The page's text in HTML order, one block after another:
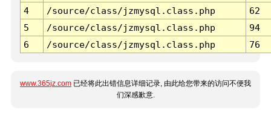
4
/source/class/jzmysql.class.php
62
5
/source/class/jzmysql.class.php
94
6
/source/class/jzmysql.class.php 76
www.365jz.com 已经将此出错信息详细记录, 由此给您带来的访问不便我
们深感歉意.